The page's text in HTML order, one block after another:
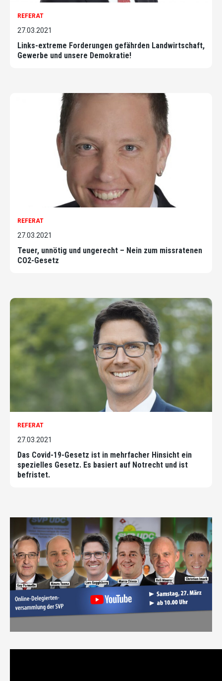
REFERAT
27.03.2021
Links-extreme Forderungen gefährden Landwirtschaft,
Gewerbe und unsere Demokratie!
REFERAT
27.03.2021
Teuer, unnötig und ungerecht – Nein zum missratenen
CO2-Gesetz
REFERAT
27.03.2021
Das Covid-19-Gesetz ist in mehrfacher Hinsicht ein
spezielles Gesetz. Es basiert auf Notrecht und ist
befristet.